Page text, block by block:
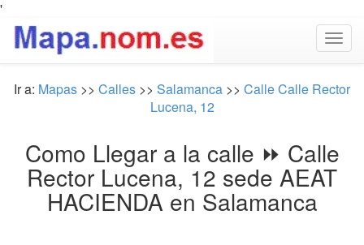
'
Ir a: Mapas >> Calles >> Salamanca >> Calle Calle Rector
Lucena, 12
Como Llegar a la calle ⏩ Calle
Rector Lucena, 12 sede AEAT
HACIENDA en Salamanca